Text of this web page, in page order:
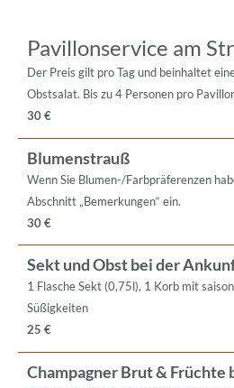
Pavillonservice am
Der Preis gilt pro Tag und beinhaltet
Obstsalat. Bis zu 4 Personen pro
30 €
Blumenstrauß
Wenn Sie Blumen-/Farbpräferenzen
Abschnitt „Bemerkungen“ ein.
30 €
Sekt und Obst bei der
1 Flasche Sekt (0,75l), 1 Korb mit
Süßigkeiten
25 €
Champagner Brut & Früchte